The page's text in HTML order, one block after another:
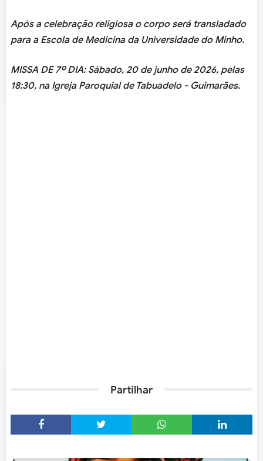
Após a celebração religiosa o corpo será transladado
para a Escola de Medicina da Universidade do Minho.
MISSA DE 7º DIA: Sábado, 20 de junho de 2026, pelas
18:30, na Igreja Paroquial de Tabuadelo - Guimarães.
Partilhar